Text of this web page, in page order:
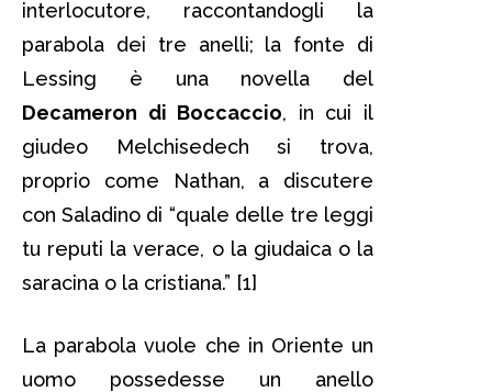
interlocutore, raccontandogli la
parabola dei tre anelli; la fonte di
Lessing è una novella del
Decameron di Boccaccio, in cui il
giudeo Melchisedech si trova,
proprio come Nathan, a discutere
con Saladino di “quale delle tre leggi
tu reputi la verace, o la giudaica o la
saracina o la cristiana.” [1]
La parabola vuole che in Oriente un
uomo possedesse un anello